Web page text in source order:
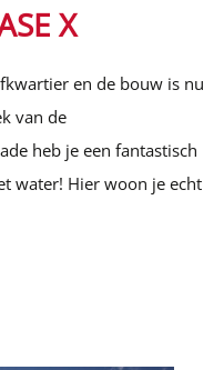
X
en de bouw is nu
van de
heb je een fantastisch
water! Hier woon je echt